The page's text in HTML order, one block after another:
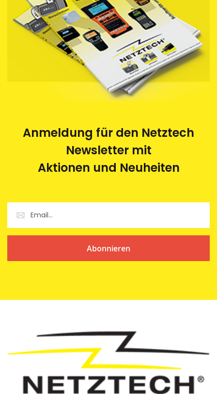
Anmeldung für den Netztech
Newsletter mit
Aktionen und Neuheiten
Abonnieren